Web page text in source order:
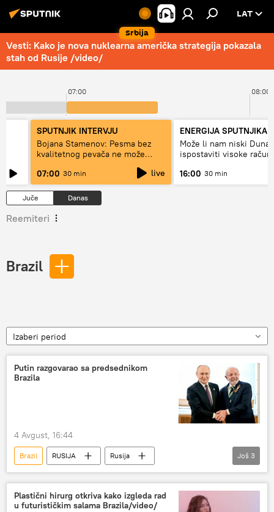
Srbija
LAT
Vesti: Kako je nova nuklearna američka strategija pokazala
stah od Rusije /video/
07:00 08:00
SPUTNJIK INTERVJU
Bojana Stamenov: Pesma bez
kvalitetnog pevača ne može
07:00 30 min live
ENERGIJA SPUTNJIKA
Može li nam niski Dunav
ispostaviti visoke
16:00 30 min
Juče Danas
Reemiteri
Brazil
Izaberi period
Putin razgovarao sa predsednikom
Brazila
4 Avgust, 16:44
Brazil RUSIJA
Rusija
Rusija – politika
Vladimir Putin
Inasio Lula da Silva
Još 3
Plastični hirurg otkriva kako izgleda rad
u futurističkim salama Brazila/video/